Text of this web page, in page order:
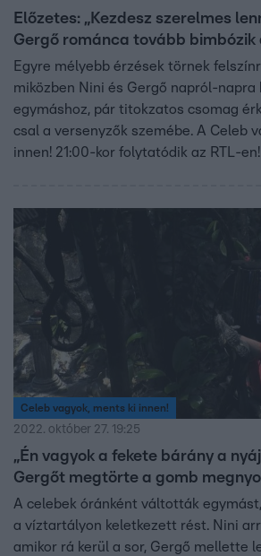
Előzetes: „Kezdesz szerelmes
Gergő románca tovább bimbózik
Egyre mélyebb érzések törnek
miközben Nini és Gergő napról-napra
egymáshoz, pár titokzatos csomag
csal a versenyzők szemébe. A Celeb
innen! 21:00-kor folytatódik az RTL-en!
Celeb vagyok, ments ki innen!
2022. október 27. 19:25
„Én vagyok a fekete bárány a
Gergőt megtörte a gomb
A celebek óránként váltották
a víztartályon keletkezett rést. Nini
amikor rá kerül a sor, Gergő mellette